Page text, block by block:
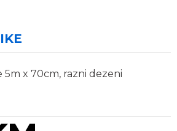
5m x 70cm, razni dezeni